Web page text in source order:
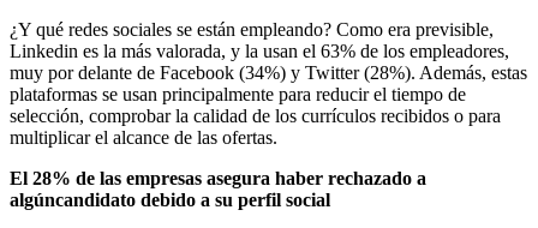
¿Y qué redes sociales se están empleando? Como era previsible,
Linkedin es la más valorada, y la usan el 63% de los empleadores,
muy por delante de Facebook (34%) y Twitter (28%). Además, estas
plataformas se usan principalmente para reducir el tiempo de
selección, comprobar la calidad de los currículos recibidos o para
multiplicar el alcance de las ofertas.
El 28% de las empresas asegura haber rechazado a
algúncandidato debido a su perfil social